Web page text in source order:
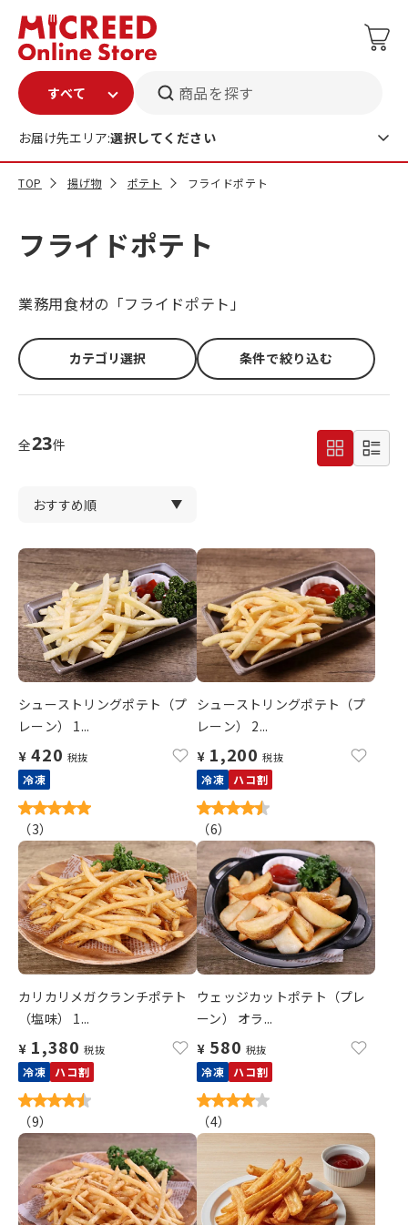
商品を探す
お届け先エリア:選択してください
TOP 揚げ物 ポテト フライドポテト
フライドポテト
業務用食材の「フライドポテト」
カテゴリ選択 条件で絞り込む
全23件
シューストリングポテト（プ
レーン） 1...
¥ 420 税抜
冷凍
（3）
シューストリングポテト（プ
レーン） 2...
¥ 1,200 税抜
冷凍 ハコ割
（6）
カリカリメガクランチポテト
（塩味） 1...
¥ 1,380 税抜
冷凍 ハコ割
（9）
ウェッジカットポテト（プレ
ーン） オラ...
¥ 580 税抜
冷凍 ハコ割
（4）